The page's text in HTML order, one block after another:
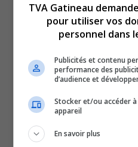
joueurs des Sénateurs
Le but premier du match est
différents organismes, dont :
L’autre Chez-Soi;
le Centre de pédiatrie sociale
la Maison d’INGRID;
la Maison d’hébergement
TVA Gatineau
pour utiliser vos
personnel dans
Publicités et contenu
performance des
d’audience et
Stocker et/ou accéder
appareil
En savoir plus